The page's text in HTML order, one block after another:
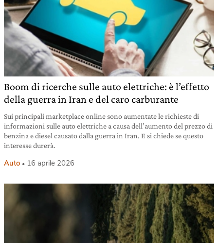
Boom di ricerche sulle auto elettriche: è l’effetto
della guerra in Iran e del caro carburante
Sui principali marketplace online sono aumentate le richieste di
informazioni sulle auto elettriche a causa dell’aumento del prezzo di
benzina e diesel causato dalla guerra in Iran. E si chiede se questo
interesse durerà.
Auto 16 aprile 2026